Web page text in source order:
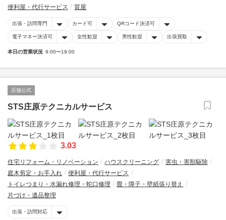
便利屋・代行サービス
質屋
出張・訪問専門 カード可 QRコード決済可
電子マネー決済可 女性歓迎 男性歓迎 出張買取
本日の営業状況 9:00〜19:00
店舗公式
STS庄原テクニカルサービス
3.03
住宅リフォーム・リノベーション ハウスクリーニング
害虫・害獣駆除
庭木剪定・お手入れ
便利屋・代行サービス
トイレつまり・水漏れ修理・蛇口修理
畳・障子・壁紙張り替え
片づけ・遺品整理
出張・訪問対応